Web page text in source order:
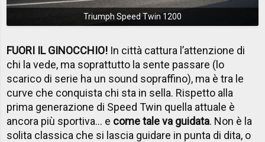
Triumph Speed Twin 1200
FUORI IL GINOCCHIO! In città cattura l’attenzione di
chi la vede, ma soprattutto la sente passare (lo
scarico di serie ha un sound sopraffino), ma è tra le
curve che conquista chi sta in sella. Rispetto alla
prima generazione di Speed Twin quella attuale è
ancora più sportiva… e come tale va guidata. Non è la
solita classica che si lascia guidare in punta di dita, o